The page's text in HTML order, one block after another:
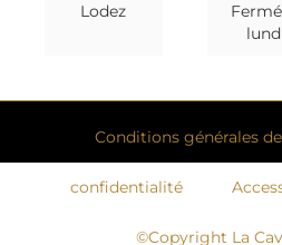
Lodez
Conditions générales
confidentialité
©Copyright La